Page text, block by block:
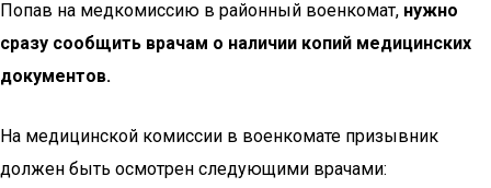
Попав на медкомиссию в районный военкомат, нужно
сразу сообщить врачам о наличии копий медицинских
документов.
На медицинской комиссии в военкомате призывник
должен быть осмотрен следующими врачами: